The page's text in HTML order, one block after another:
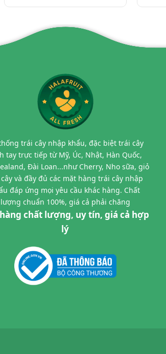
trái cây nhập khẩu, đặc biệt trái cây
tay trực tiếp từ Mỹ, Úc, Nhật, Hàn Quốc,
Đài Loan...như Cherry, Nho sữa, giỏ
và đầy đủ các mặt hàng trái cây nhập
đáp ứng mọi yêu cầu khác hàng. Chất
lượng chuẩn 100%, giá cả phải chăng
chất lượng, uy tín, giá cả hợp
lý